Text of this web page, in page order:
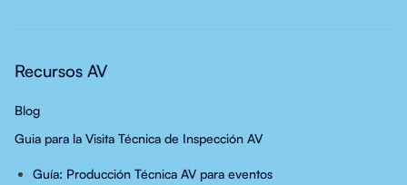
Recursos AV
Blog
Guia para la Visita Técnica de Inspección AV
Guía: Producción Técnica AV para eventos